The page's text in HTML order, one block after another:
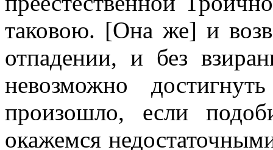
таковою. [Она же] и
отпадении, и без
невозможно
произошло, если
окажемся